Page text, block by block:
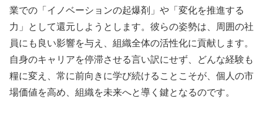
業での「イノベーションの起爆剤」や「変化を推進する
力」として還元しようとします。彼らの姿勢は、周囲の社
員にも良い影響を与え、組織全体の活性化に貢献します。
自身のキャリアを停滞させる言い訳にせず、どんな経験も
糧に変え、常に前向きに学び続けることこそが、個人の市
場価値を高め、組織を未来へと導く鍵となるのです。